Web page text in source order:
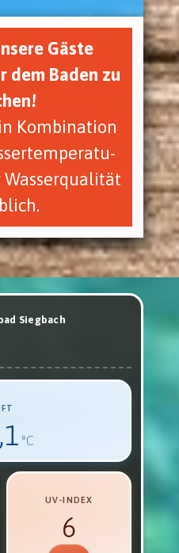
Gäs­te
dem Baden zu
Kom­bi­na­ti­on
Was­ser­qua­li­tät
Sieg­bach
°C
UV-INDEX
6